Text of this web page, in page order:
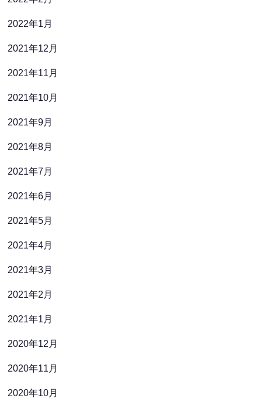
2022年1月
2021年12月
2021年11月
2021年10月
2021年9月
2021年8月
2021年7月
2021年6月
2021年5月
2021年4月
2021年3月
2021年2月
2021年1月
2020年12月
2020年11月
2020年10月